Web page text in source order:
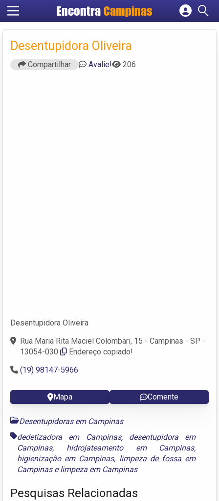
Encontra Campinas
Cadastrar empresa
Criar conta
Desentupidora Oliveira
Compartilhar Avalie! 206
Desentupidora Oliveira
Rua Maria Rita Maciel Colombari, 15 - Campinas - SP -
13054-030
Endereço copiado!
(19) 98147-5966
Mapa Comente
Desentupidoras em Campinas
dedetizadora em Campinas, desentupidora em
Campinas, hidrojateamento em Campinas,
higienização em Campinas, limpeza de fossa em
Campinaselimpeza em Campinas
Pesquisas Relacionadas